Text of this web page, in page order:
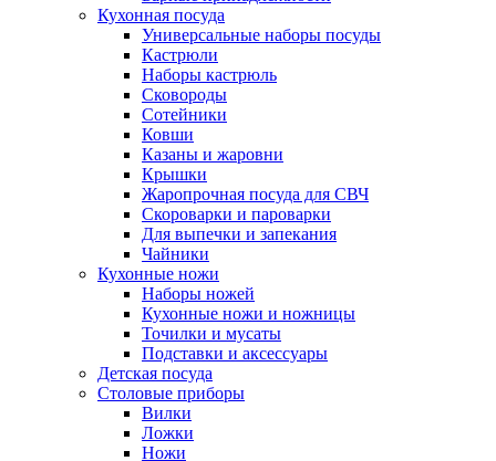
Кухонная посуда
Универсальные наборы посуды
Кастрюли
Наборы кастрюль
Сковороды
Сотейники
Ковши
Казаны и жаровни
Крышки
Жаропрочная посуда для СВЧ
Скороварки и пароварки
Для выпечки и запекания
Чайники
Кухонные ножи
Наборы ножей
Кухонные ножи и ножницы
Точилки и мусаты
Подставки и аксессуары
Детская посуда
Столовые приборы
Вилки
Ложки
Ножи